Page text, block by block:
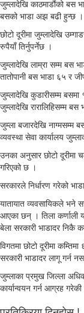
जुम्लादेखि काठमाडौंको बस
बसको भाडा अझ बढी हुन्छ ।
छोटो दूरीमा जुम्लादेखि
रुपैयाँ तिर्नुपर्नेछ ।
जुम्लादेखि लाम्रा सम्म बस
तातोपानी बस भाडा ६५ र
जुम्लादेखि कुडारीसम्म बसमा
जुम्लादेखि रारालिहिसम्म
जुम्ला बजारदेखि नाग्मसम्म
व्यवस्था सेवा कार्यालय
उनका अनुसार छोटो दूरीमा
गरिएको छ ।
सरकारले निर्धारण गरेको
यातायात व्यवसायिकले भने
आएका छन् । तिला कर्णाली
बेला सरकारी भाडादर निकै
विगतमा छोटो दूरीमा
सरकारी भाडादर लागू गर्न
जुम्लाका प्रमुख जिल्ला
कार्यान्वयन गर्न आग्रह